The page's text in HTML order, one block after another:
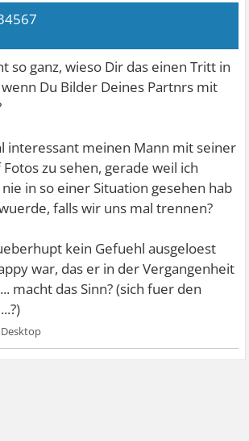
so ganz, wieso Dir das einen Tritt in
Du Bilder Deines Partnrs mit
interessant meinen Mann mit seiner
zu sehen, gerade weil ich
in so einer Situation gesehen hab
falls wir uns mal trennen?
kein Gefuehl ausgeloest
war, das er in der Vergangenheit
macht das Sinn? (sich fuer den